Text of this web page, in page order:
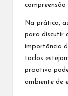
compreensão
Na prática,
para discutir
importância
todos
proativa
ambiente de